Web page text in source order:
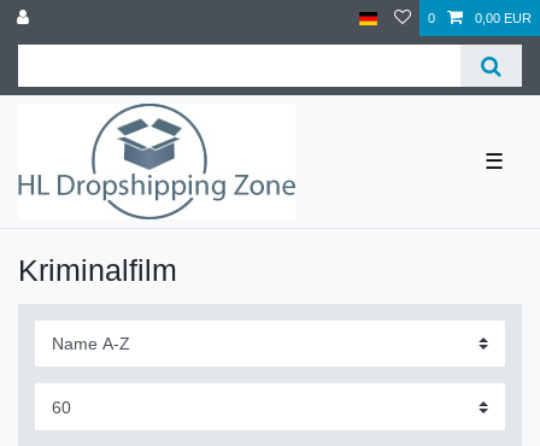
0 0,00 EUR
☰
Kriminalfilm